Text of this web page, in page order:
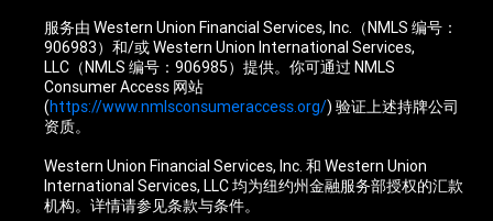
服务由 Western Union Financial Services, Inc.（NMLS 编号：
906983）和/或 Western Union International Services,
LLC（NMLS 编号：906985）提供。你可通过 NMLS
Consumer Access 网站
(https://www.nmlsconsumeraccess.org/) 验证上述持牌公司
资质。
Western Union Financial Services, Inc. 和 Western Union
International Services, LLC 均为纽约州金融服务部授权的汇款
机构。详情请参见条款与条件。